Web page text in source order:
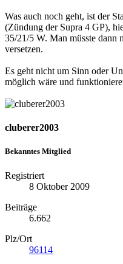
Was auch noch geht, ist der
(Zündung der Supra 4 GP),
35/21/5 W. Man müsste dann
versetzen.
Es geht nicht um Sinn oder
möglich wäre und
cluberer2003
Bekanntes Mitglied
Registriert
8 Oktober 2009
Beiträge
6.662
Plz/Ort
96114